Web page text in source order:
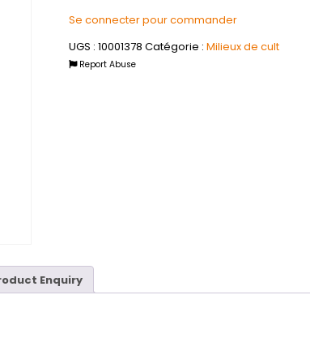
Se connecter pour commander
UGS : 10001378 Catégorie : Milieux de cult
Report Abuse
Enquiry